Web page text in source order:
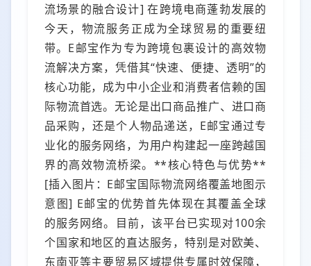
流场景的融合设计] 在跨境电商蓬勃发展的
今天，物流服务正成为全球贸易的重要纽
带。E邮宝作为专为跨境包裹设计的高效物
流解决方案，凭借其“快速、便捷、透明”的
核心功能，成为中小企业和消费者信赖的国
际物流首选。无论是出口商品推广、进口商
品采购，还是个人物品递送，E邮宝通过专
业化的服务网络，为用户构建起一座跨越国
界的高效物流桥梁。**核心特色与优势**
[插入图片：E邮宝国际物流网络覆盖地图示
意图] E邮宝的优势首先体现在其覆盖全球
的服务网络。目前，该平台已实现对100余
个国家和地区的直达服务，特别是对欧美、
东南亚等主要贸易区域提供专属时效保障，